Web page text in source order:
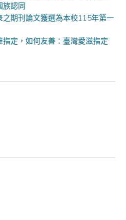
族認同
之期刊論文獲選為本校115年第一
指定，如何友善：臺灣愛滋指定